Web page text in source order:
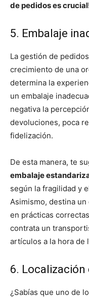
de pedidos es
5. Embalaje
La gestión de
crecimiento de una
determina la
un embalaje
negativa la
devoluciones, poca
fidelización.
De esta manera, te
embalaje
según la fragilidad y
Asimismo, destina
en prácticas
contrata un
artículos a la hora de
6.
¿Sabías que uno de